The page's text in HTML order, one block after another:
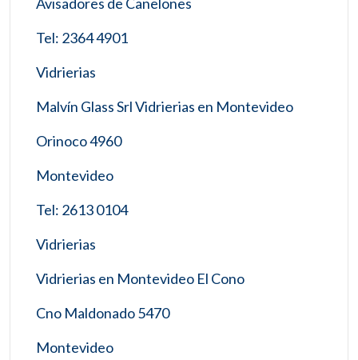
Tel: 2364 4901
Vidrierias
Malvín Glass Srl Vidrierias en Montevideo
Orinoco 4960
Montevideo
Tel: 2613 0104
Vidrierias
Vidrierias en Montevideo El Cono
Cno Maldonado 5470
Montevideo